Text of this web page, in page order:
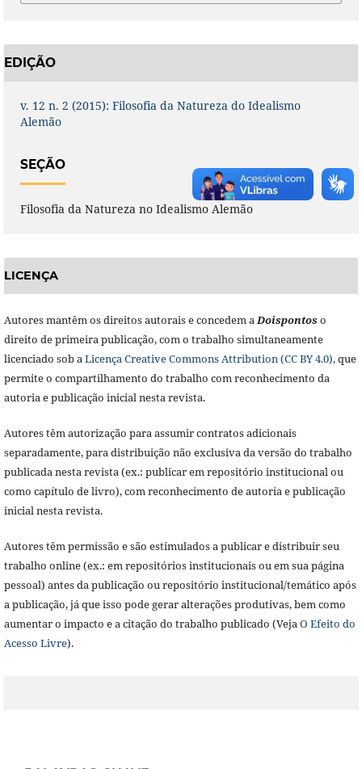
EDIÇÃO
v. 12 n. 2 (2015): Filosofia da Natureza do Idealismo
Alemão
SEÇÃO
Filosofia da Natureza no Idealismo Alemão
LICENÇA
Autores mantêm os direitos autorais e concedem a Doispontoso
direito de primeira publicação, com o trabalho simultaneamente
licenciado sob a Licença Creative Commons Attribution (CC BY 4.0),que
permite o compartilhamento do trabalho com reconhecimento da
autoria e publicação inicial nesta revista.
Autores têm autorização para assumir contratos adicionais
separadamente, para distribuição não exclusiva da versão do trabalho
publicada nesta revista (ex.: publicar em repositório institucional ou
como capítulo de livro), com reconhecimento de autoria e publicação
inicial nesta revista.
Autores têm permissão e são estimulados a publicar e distribuir seu
trabalho online (ex.: em repositórios institucionais ou em sua página
pessoal) antes da publicação ou repositório institucional/temático após
a publicação, já que isso pode gerar alterações produtivas, bem como
aumentar o impacto e a citação do trabalho publicado (VejaO Efeito do
Acesso Livre).